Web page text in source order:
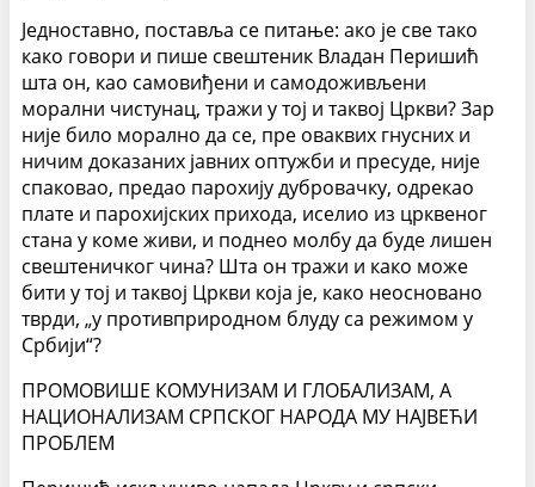
Једноставно, поставља се питање: ако је све тако
како говори и пише свештеник Владан Перишић
шта он, као самовиђени и самодоживљени
морални чистунац, тражи у тој и таквој Цркви? Зар
није било морално да се, пре оваквих гнусних и
ничим доказаних јавних оптужби и пресуде, није
спаковао, предао парохију дубровачку, одрекао
плате и парохијских прихода, иселио из црквеног
стана у коме живи, и поднео молбу да буде лишен
свештеничког чина? Шта он тражи и како може
бити у тој и таквој Цркви која је, како неосновано
тврди, „у противприродном блуду са режимом у
Србији“?
ПРОМОВИШЕ КОМУНИЗАМ И ГЛОБАЛИЗАМ, А
НАЦИОНАЛИЗАМ СРПСКОГ НАРОДА МУ НАЈВЕЋИ
ПРОБЛЕМ